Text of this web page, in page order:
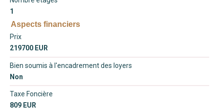
1
Aspects financiers
Prix
219700 EUR
Bien soumis à l'encadrement des loyers
Non
Taxe Foncière
809 EUR